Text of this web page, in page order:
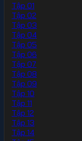
Tập 01
Tập 02
Tập 03
Tập 04
Tập 05
Tập 06
Tập 07
Tập 08
Tập 09
Tập 10
Tập 11
Tập 12
Tập 13
Tập 14